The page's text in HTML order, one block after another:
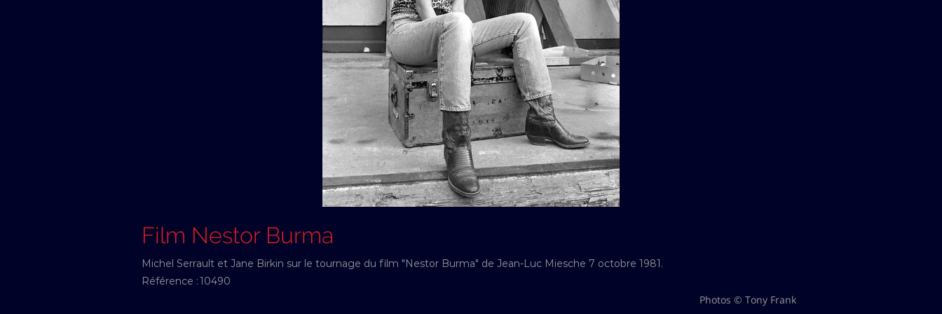
Film Nestor Burma
Michel Serrault et Jane Birkin sur le tournage du film "Nestor Burma" de Jean-Luc Miesche 7 octobre 1981.
Référence :10490
Photos © Tony Frank